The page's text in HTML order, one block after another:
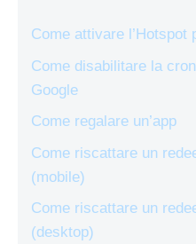
Come attivare l’Hotspot
Come disabilitare la
Google
Come regalare un’app
Come riscattare un
(mobile)
Come riscattare un
(desktop)